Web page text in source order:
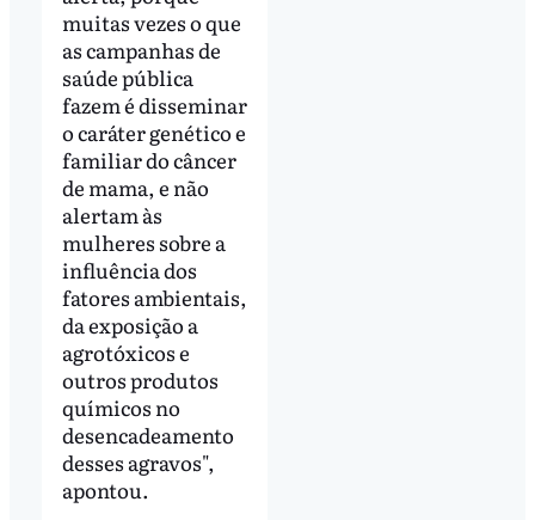
muitas vezes o que
as campanhas de
saúde pública
fazem é disseminar
o caráter genético e
familiar do câncer
de mama, e não
alertam às
mulheres sobre a
influência dos
fatores ambientais,
da exposição a
agrotóxicos e
outros produtos
químicos no
desencadeamento
desses agravos",
apontou.